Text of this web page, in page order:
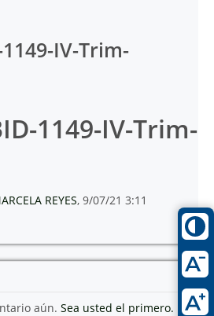
IV-Trim-
1149-IV-Trim-
REYES, 9/07/21 3:11
aún. Sea usted el primero.